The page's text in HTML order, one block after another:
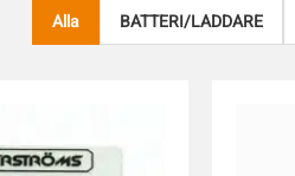
Alla BATTERI/LADDARE